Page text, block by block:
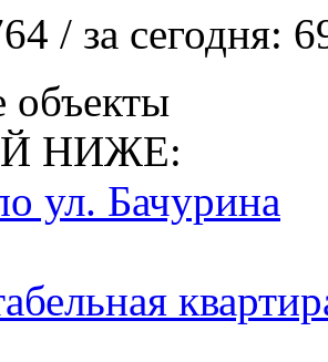
/ за сегодня:
НИЖЕ:
ул. Бачурина